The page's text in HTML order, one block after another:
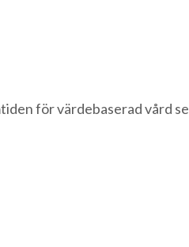
för värdebaserad vård se